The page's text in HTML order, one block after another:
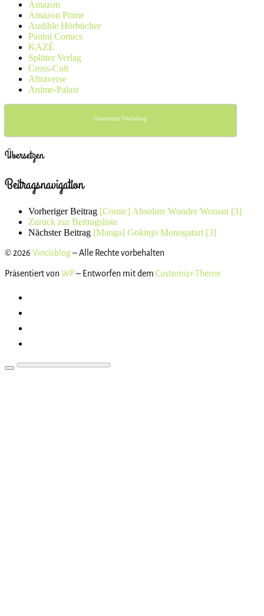
Amazon
Amazon Prime
Audible Hörbücher
Panini Comics
KAZÉ
Splitter Verlag
Cross-Cult
Altraverse
Anime-Palast
Unterstütze Vincisblog
Übersetzen
Beitragsnavigation
Vorheriger Beitrag [Comic] Absolute Wonder Woman [3]
Zurück zur Beitragsliste
Nächster Beitrag [Manga] Gokinjo Monogatari [3]
© 2026 Vincisblog– Alle Rechte vorbehalten
Präsentiert von WP– Entworfen mit dem Customizr-Theme